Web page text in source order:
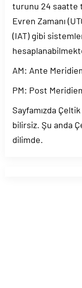
turunu 24 saatte
Evren Zamanı
(IAT) gibi
AM: Ante
PM: Post
Sayfamızda
bilirsiz. Şu anda
dilimde.